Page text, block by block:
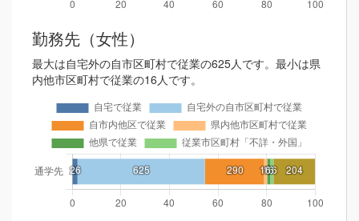
勤務先（女性）
最大は自宅外の自市区町村で従業の625人です。最小は県
内他市区町村で従業の16人です。